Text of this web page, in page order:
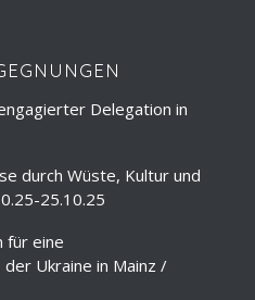
Delegation in
durch Wüste, Kultur und
25.10.25
für eine
Ukraine in Mainz /